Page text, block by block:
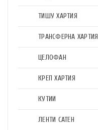
ТИШУ ХАРТИЯ
ТРАНСФЕРНА ХАРТИЯ
ЦЕЛОФАН
КРЕП ХАРТИЯ
КУТИИ
ЛЕНТИ САТЕН